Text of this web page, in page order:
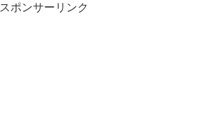
スポンサーリンク